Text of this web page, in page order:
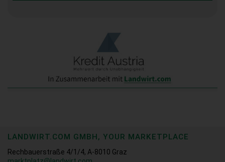
LANDWIRT.COM GMBH, YOUR MARKETPLACE
Rechbauerstraße 4/1/4, A-8010 Graz